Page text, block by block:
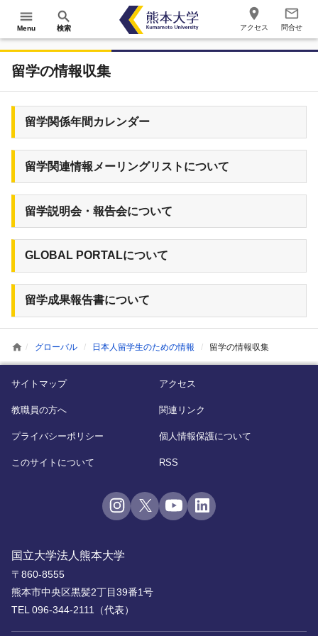
menu
Menu
search
検索
place
アクセス
mail_outline
問合せ
home グローバル 日本人留学生のための情報 留学の情報収集
留学の情報収集
留学関係年間カレンダー
留学関連情報メーリングリストについて
留学説明会・報告会について
GLOBAL PORTALについて
留学成果報告書について
国立大学法人熊本大学
〒860-8555
熊本市中央区黒髪2丁目39番1号
TEL 096-344-2111（代表）
サイトマップ アクセス
教職員の方へ 関連リンク
プライバシーポリシー 個人情報保護について
このサイトについて RSS